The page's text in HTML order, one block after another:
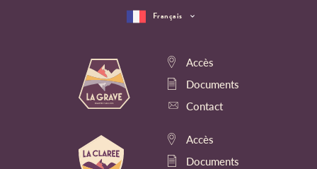
Accès
Documents
Contact
Accès
Documents
Français